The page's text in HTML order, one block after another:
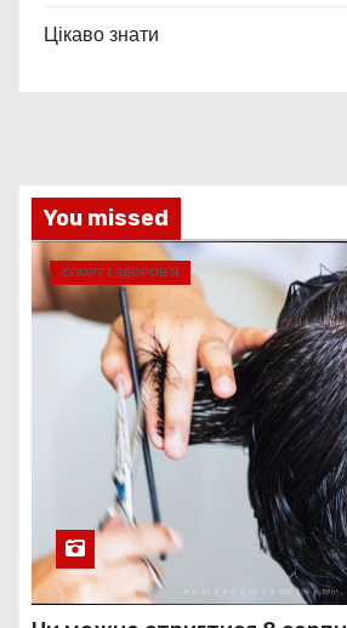
Цікаво знати
You missed
СПОРТ І ЗДОРОВ’Я